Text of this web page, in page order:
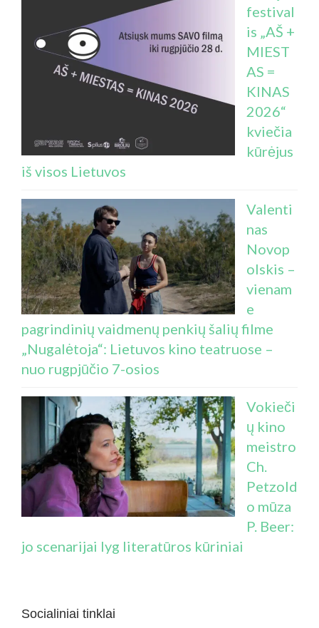
festival
is „AŠ +
MIEST
AS =
KINAS
2026“
kviečia
kūrėjus
iš visos Lietuvos
Valenti
nas
Novop
olskis –
vienam
e
pagrindinių vaidmenų penkių šalių filme
„Nugalėtoja“: Lietuvos kino teatruose –
nuo rugpjūčio 7-osios
Vokieči
ų kino
meistro
Ch.
Petzold
o mūza
P. Beer:
jo scenarijai lyg literatūros kūriniai
Socialiniai tinklai